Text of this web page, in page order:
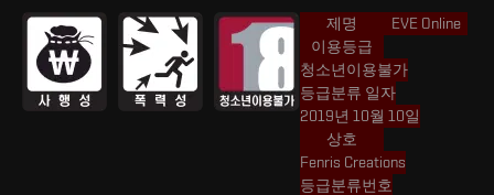
제명
EVE Online
이용등급
청소년이용불가
등급분류 일자
2019년 10월 10일
상호
Fenris Creations
등급분류번호